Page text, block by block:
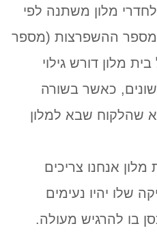
לחדרי מלון משתנה לפי
ההשפרצות (מספר
מלון דורש גילוי
כאשר בשורה
שהלקוח שבא למלון
אנחנו צריכים
שלו יהיו נעימים
בו להרגיש מעולה.